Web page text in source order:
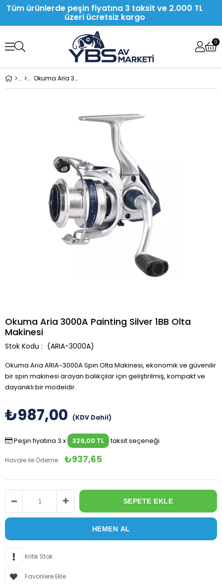
Tüm ürünlerde peşin fiyatına 3 taksit ve 2.000 TL
üzeri ücretsiz kargo
0
Okuma Aria 3000A Painting Silver 1BB Olta Makinesi
Okuma Aria 3000A Painting Silver 1BB Olta
Makinesi
(ARIA-3000A)
Okuma Aria ARIA-3000A Spin Olta Makinesi, ekonomik ve güvenilir
bir spin makinesi arayan balıkçılar için geliştirilmiş, kompakt ve
dayanıklı bir modeldir.
₺987,00 (KDV Dahil)
Peşin fiyatına 3 x 329,00 TL taksit seçeneği
Havale ile Ödeme ₺937,65
Kritik Stok
Favorilere Ekle